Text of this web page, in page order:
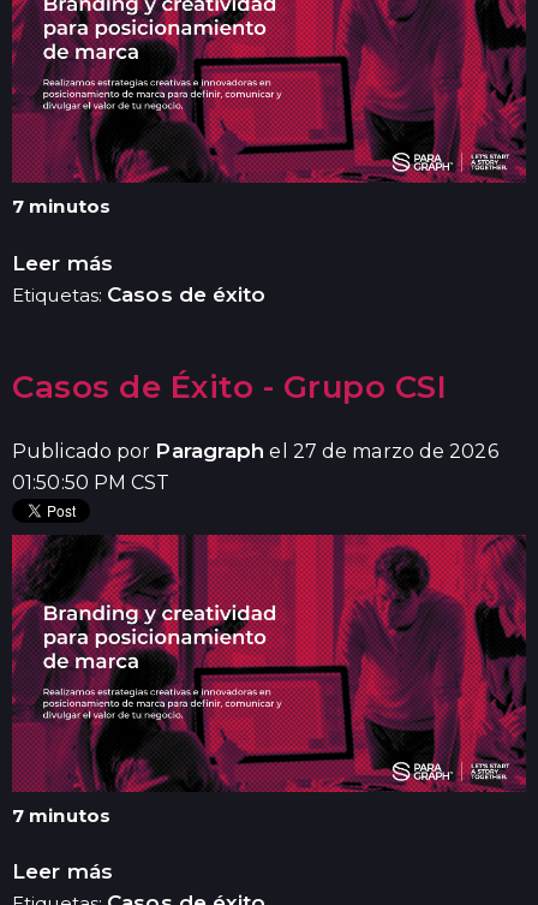
7 minutos
Leer más
Etiquetas: Casos de éxito
Casos de Éxito - Grupo CSI
Publicado por Paragraph el 27 de marzo de 2026
01:50:50 PM CST
7 minutos
Leer más